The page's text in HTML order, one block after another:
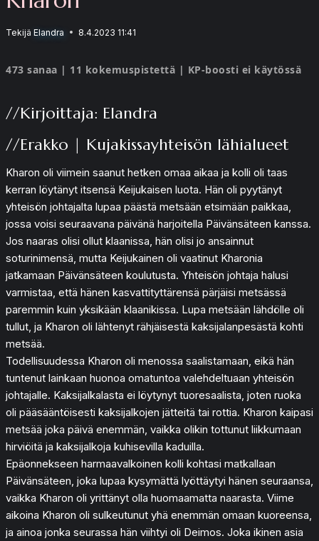
Tekijä Elandra 8.4.2023 11:41
473 sanaa | 11 kokemuspistettä | KP-boosti ei käytössä
//Kirjoittaja: Elandra
//Erakko | Kujakissayhteisön lähialueet
Kharon oli viimein saanut hetken omaa aikaa ja kolli oli taas
kerran löytänyt itsensä Keijukaisen luota. Hän oli pyytänyt
yhteisön johtajalta lupaa päästä metsään etsimään paikkaa,
jossa voisi seuraavana päivänä harjoitella Päivänsäteen kanssa.
Jos naaras olisi ollut klaanissa, hän olisi jo ansainnut
soturinimensä, mutta Keijukainen oli vaatinut Kharonia
jatkamaan Päivänsäteen koulutusta. Yhteisön johtaja halusi
varmistaa, että hänen kasvattityttärensä pärjäisi metsässä
paremmin kuin yksikään klaanikissa. Lupa metsään lähdölle oli
tullut, ja Kharon oli lähtenyt rähjäisestä kaksijalanpesästä kohti
metsää.
Todellisuudessa Kharon oli menossa saalistamaan, eikä hän
tuntenut lainkaan huonoa omatuntoa valehdeltuaan yhteisön
johtajalle. Kaksijalkalasta ei löytynyt tuoresaalista, joten ruoka
oli pääsääntöisesti kaksijalkojen jätteitä tai rottia. Kharon kaipasi
metsää joka päivä enemmän, vaikka olikin tottunut liikkumaan
hirviöitä ja kaksijalkoja kuhisevilla kaduilla.
Epäonnekseen harmaavalkoinen kolli kohtasi matkallaan
Päivänsäteen, joka lupaa kysymättä lyöttäytyi hänen seuraansa,
vaikka Kharon oli yrittänyt olla huomaamatta naarasta. Viime
aikoina Kharon oli sulkeutunut yhä enemmän omaan kuoreensa,
ja ainoa jonka seurassa hän viihtyi oli Deimos. Joka ikinen asia